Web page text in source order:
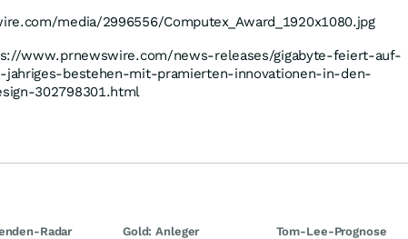
media/2996556/Computex_Award_1920x1080.jpg
www.prnewswire.com/news-releases/gigabyte-feiert-auf-
jahriges-bestehen-mit-pramierten-innovationen-in-den-
302798301.html
Radar
Gold: Anleger
Tom-Lee-Prognose